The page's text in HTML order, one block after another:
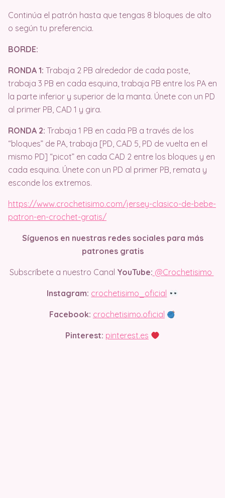
Continúa el patrón hasta que tengas 8 bloques de alto
o según tu preferencia.
BORDE:
RONDA 1: Trabaja 2 PB alrededor de cada poste,
trabaja 3 PB en cada esquina, trabaja PB entre los PA en
la parte inferior y superior de la manta. Únete con un PD
al primer PB, CAD 1 y gira.
RONDA 2: Trabaja 1 PB en cada PB a través de los
“bloques” de PA, trabaja [PD, CAD 5, PD de vuelta en el
mismo PD] “picot” en cada CAD 2 entre los bloques y en
cada esquina. Únete con un PD al primer PB, remata y
esconde los extremos.
https://www.crochetisimo.com/jersey-clasico-de-bebe-
patron-en-crochet-gratis/
Síguenos en nuestras redes sociales para más
patrones gratis
Subscríbete a nuestro Canal YouTube: @Crochetisimo
Instagram: crochetisimo_oficial
Facebook: crochetisimo.oficial
Pinterest: pinterest.es